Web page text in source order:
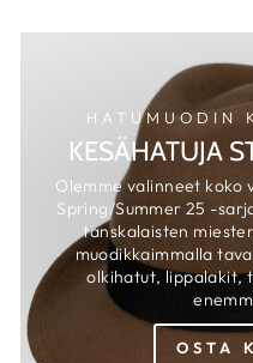
HATUMUODIN
KESÄHATUJA
Olemme valinneet koko
Spring/Summer 25 -
tanskalaisten
muodikkaimmalla
olkihatut, lippalakit,
OSTA